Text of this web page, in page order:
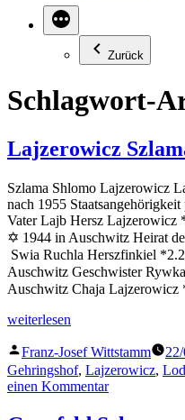
Zurück
Schlagwort-
Lajzerowicz
Szlama Shlomo Lajzerowicz
nach 1955
Vater Lajb Hersz Lajzerowicz
✡ 1944 in Auschwitz Heirat
Swia Ruchla Herszfinkiel
Auschwitz Geschwister
Auschwitz Chaja
„Lajzerowicz
weiterlesen
Veröffentlicht
von
Franz-Josef Wittstamm
Gehringshof, Lajzerowicz,
einen Kommentarzu